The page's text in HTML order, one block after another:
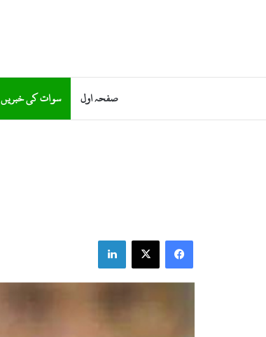
صفحہ اول سوات کی خبریں
Facebook
X
LinkedIn